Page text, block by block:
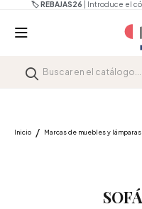
🏷️ REBAJAS26 | Introduce el
Inicio Marcas de muebles y